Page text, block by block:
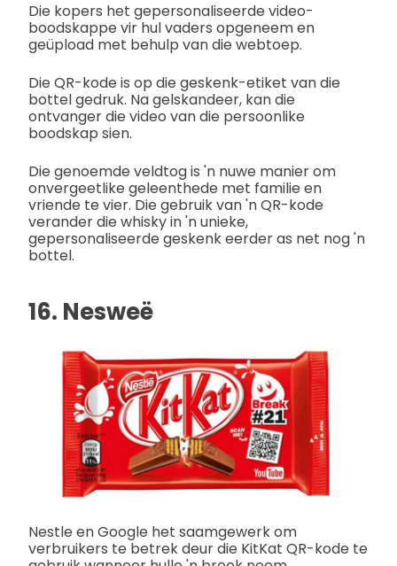
Die kopers het gepersonaliseerde video-
boodskappe vir hul vaders opgeneem en
geüpload met behulp van die webtoep.
Die QR-kode is op die geskenk-etiket van die
bottel gedruk. Na gelskandeer, kan die
ontvanger die video van die persoonlike
boodskap sien.
Die genoemde veldtog is 'n nuwe manier om
onvergeetlike geleenthede met familie en
vriende te vier. Die gebruik van 'n QR-kode
verander die whisky in 'n unieke,
gepersonaliseerde geskenk eerder as net nog 'n
bottel.
16. Nesweë
Nestle en Google het saamgewerk om
verbruikers te betrek deur die KitKat QR-kode te